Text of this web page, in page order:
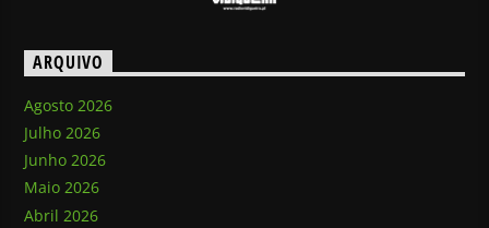
ARQUIVO
Agosto 2026
Julho 2026
Junho 2026
Maio 2026
Abril 2026